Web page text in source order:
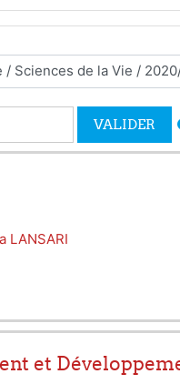
VALIDER
LANSARI
et